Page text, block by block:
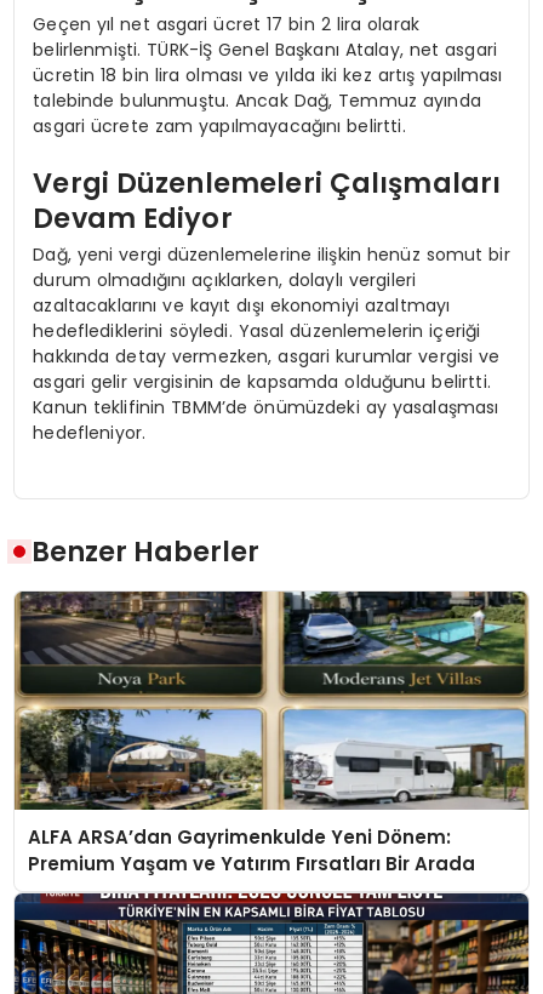
Geçen yıl net asgari ücret 17 bin 2 lira olarak
belirlenmişti. TÜRK-İŞ Genel Başkanı Atalay, net asgari
ücretin 18 bin lira olması ve yılda iki kez artış yapılması
talebinde bulunmuştu. Ancak Dağ, Temmuz ayında
asgari ücrete zam yapılmayacağını belirtti.
Vergi Düzenlemeleri Çalışmaları
Devam Ediyor
Dağ, yeni vergi düzenlemelerine ilişkin henüz somut bir
durum olmadığını açıklarken, dolaylı vergileri
azaltacaklarını ve kayıt dışı ekonomiyi azaltmayı
hedeflediklerini söyledi. Yasal düzenlemelerin içeriği
hakkında detay vermezken, asgari kurumlar vergisi ve
asgari gelir vergisinin de kapsamda olduğunu belirtti.
Kanun teklifinin TBMM’de önümüzdeki ay yasalaşması
hedefleniyor.
Benzer Haberler
ALFA ARSA’dan Gayrimenkulde Yeni Dönem:
Premium Yaşam ve Yatırım Fırsatları Bir Arada